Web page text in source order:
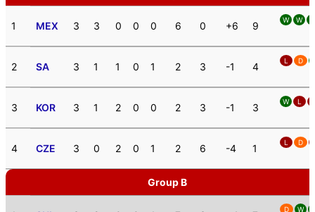
1 MEX 3 3 0 0 0 6 0 +6 9 W W
2 SA 3 1 1 0 1 2 3 -1 4 L D
3 KOR 3 1 2 0 0 2 3 -1 3 W L
4 CZE 3 0 2 0 1 2 6 -4 1 L D
Group B
D W